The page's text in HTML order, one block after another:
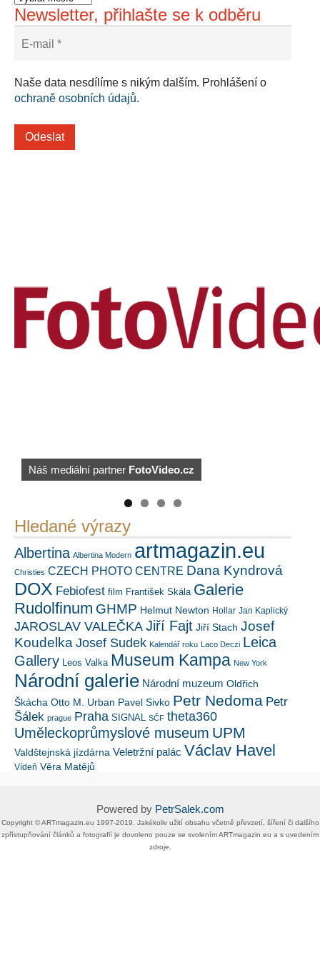
Newsletter, přihlašte se k odběru
Naše data nesdílíme s nikým dalším. Prohlášení o
ochraně osobních údajů.
Náš mediální partner FotoVideo.cz
PetrSalek.com
Hledané výrazy
Albertina Albertina Modern artmagazin.eu
Christies CZECH PHOTO CENTRE Dana Kyndrová
DOX Febiofest film František Skála Galerie
Rudolfinum GHMP Helmut Newton Hollar Jan Kaplický
JAROSLAV VALEČKA Jiří Fajt Jiří Stach Josef
Koudelka Josef Sudek Kalendář roku Laco Deczi Leica
Gallery Leos Valka Museum Kampa New York
Národní galerie Národní muzeum Oldřich
Škácha Otto M. Urban Pavel Sivko Petr Nedoma Petr
Šálek prague Praha SIGNAL SČF theta360
Uměleckoprůmyslové museum UPM
Valdštejnská jízdárna Veletržní palác Václav Havel
Vídeň Věra Matějů
Powered by PetrSalek.com
Copyright ©​ ​​ARTmagazin.eu ​1997-2019​.​ Jakékoliv užití obsahu včetně převzetí, šíření či dalšího
zpřístupňování článků a fotografií je dovoleno pouze se svolením ​ARTmagazin.eu​ ​a s uvedením
zdroje.